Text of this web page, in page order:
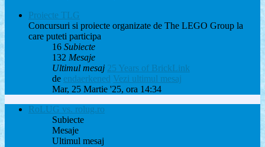
Proiecte TLG
Concursuri si proiecte organizate de The LEGO Group la
care puteti participa
16 Subiecte
132 Mesaje
Ultimul mesaj 25 Years of BrickLink
de endaerkened Vezi ultimul mesaj
Mar, 25 Martie '25, ora 14:34
RoLUG vs. rolug.ro
Subiecte
Mesaje
Ultimul mesaj